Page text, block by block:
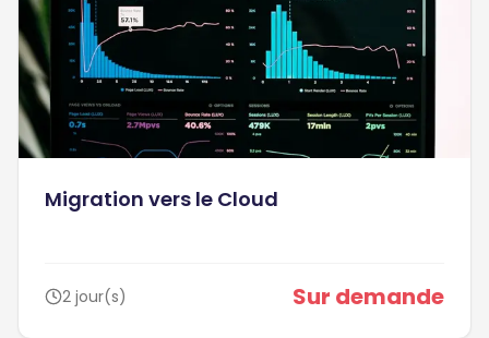
Migration vers le Cloud
2 jour(s) Sur demande